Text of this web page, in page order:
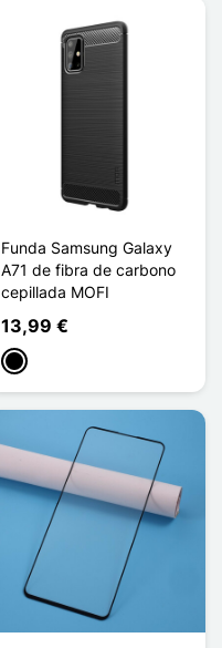
Funda Samsung Galaxy
A71 de fibra de carbono
cepillada MOFI
13,99 €
Negro